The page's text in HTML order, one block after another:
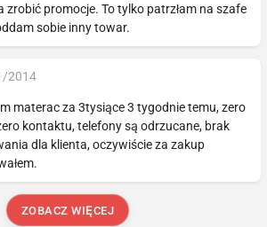
zrobić promocje. To tylko patrzłam na szafe
sobie inny towar.
2014
materac za 3tysiące 3 tygodnie temu, zero
kontaktu, telefony są odrzucane, brak
dla klienta, oczywiście za zakup
ZOBACZ WIĘCEJ